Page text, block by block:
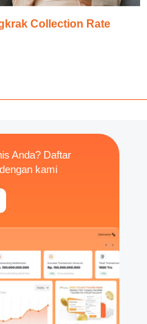
Collection Rate
Anda? Daftar
kami